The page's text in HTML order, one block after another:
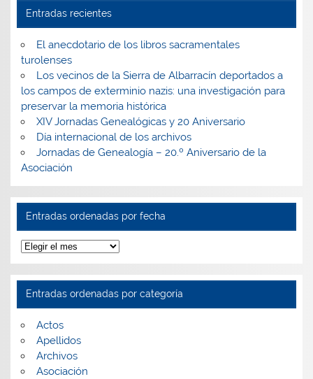
Entradas recientes
El anecdotario de los libros sacramentales
turolenses
Los vecinos de la Sierra de Albarracín deportados a
los campos de exterminio nazis: una investigación para
preservar la memoria histórica
XIV Jornadas Genealógicas y 20 Aniversario
Día internacional de los archivos
Jornadas de Genealogía – 20.º Aniversario de la
Asociación
Entradas ordenadas por fecha
Entradas
ordenadas
por
fecha
Entradas ordenadas por categoría
Actos
Apellidos
Archivos
Asociación